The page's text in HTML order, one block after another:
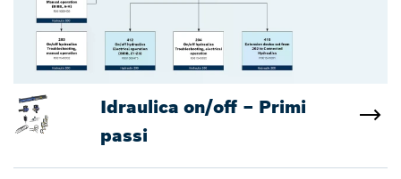
Idraulica on/off – Primi
passi